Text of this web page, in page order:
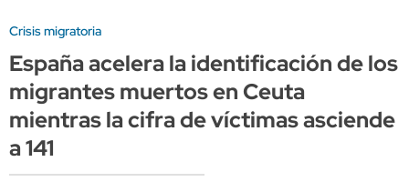
Crisis migratoria
España acelera la identificación de los
migrantes muertos en Ceuta
mientras la cifra de víctimas asciende
a 141